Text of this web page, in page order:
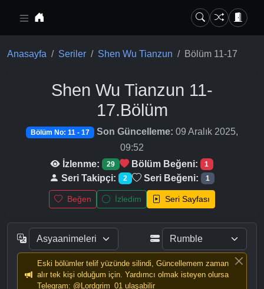
Anasayfa Seriler Shen Wu Tianzun Bölüm 11-17
Shen Wu Tianzun 11-
17.Bölüm
Bölüm No: 11 - 17 Son Güncelleme: 09 Aralık 2025,
09:52
İzlenme:
29 Bölüm Beğeni: 1
Seri Takipçi: 2 Seri Beğeni: 1
Beğen İzledim Seri Sayfası
Eski bölümler telif yüzünde silindi, Güncellemem zaman
alır tek kişi olduğum için. Yardımcı olmak isteyen olursa
Telegram: @Lordgrim_01 ulaşabilir